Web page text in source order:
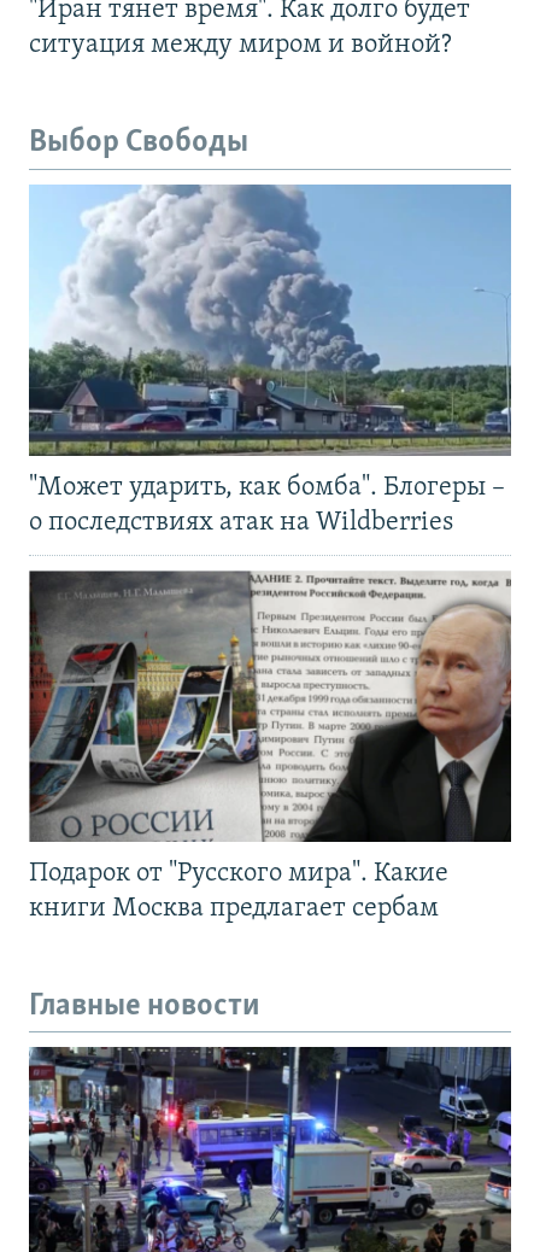
"Иран тянет время". Как долго будет
ситуация между миром и войной?
Выбор Свободы
"Может ударить, как бомба". Блогеры –
о последствиях атак на Wildberries
Подарок от "Русского мира". Какие
книги Москва предлагает сербам
Главные новости